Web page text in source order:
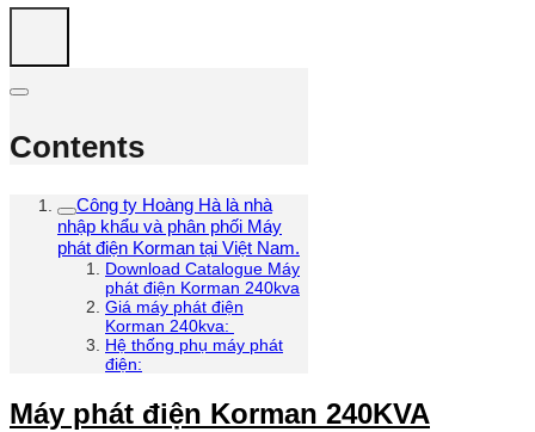
Contents
Công ty Hoàng Hà là nhà
nhập khẩu và phân phối Máy
phát điện Korman tại Việt Nam.
Download Catalogue Máy
phát điện Korman 240kva
Giá máy phát điện
Korman 240kva:
Hệ thống phụ máy phát
điện:
Máy phát điện Korman 240KVA